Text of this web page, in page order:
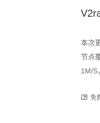
本次
节点
1M/S
订阅
免